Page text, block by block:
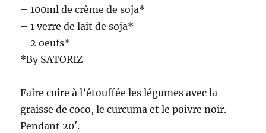
– 100ml de crème de soja*
– 1 verre de lait de soja*
– 2 oeufs*
*By SATORIZ
Faire cuire à l’étouffée les légumes avec la
graisse de coco, le curcuma et le poivre noir.
Pendant 20′.